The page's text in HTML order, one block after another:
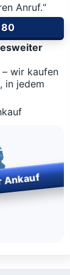
Anruf.“
wir kaufen
in jedem